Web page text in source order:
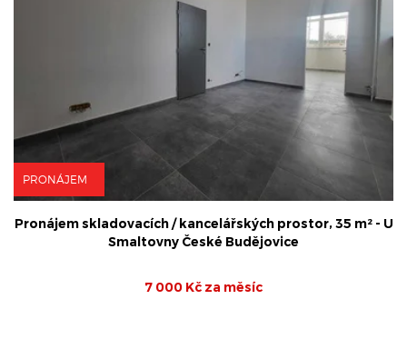
- U
PRONÁJEM
Pronájem skladových a výrobních prostor, ulice
České Budějovice
97 Kč za m²/měsíc